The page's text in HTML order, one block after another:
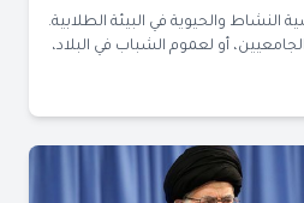
والحيوية في البيئة الطلابية.
أو لعموم الشباب في البلاد،